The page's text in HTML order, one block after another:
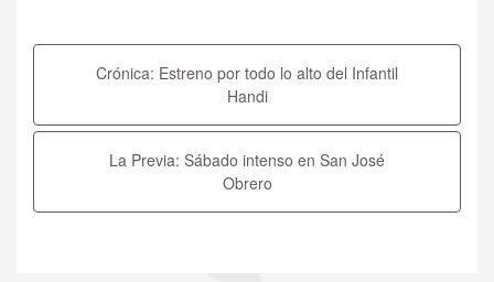
de
Crónica: Estreno por todo lo alto del Infantil
Handi
La Previa: Sábado intenso en San José
Obrero